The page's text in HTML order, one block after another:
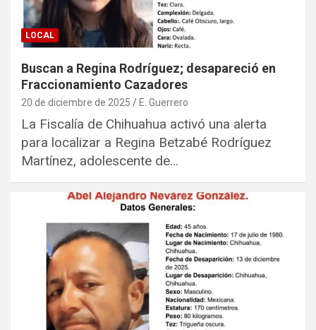
LOCAL
Buscan a Regina Rodríguez; desapareció en
Fraccionamiento Cazadores
20 de diciembre de 2025 E. Guerrero
La Fiscalía de Chihuahua activó una alerta
para localizar a Regina Betzabé Rodríguez
Martínez, adolescente de…